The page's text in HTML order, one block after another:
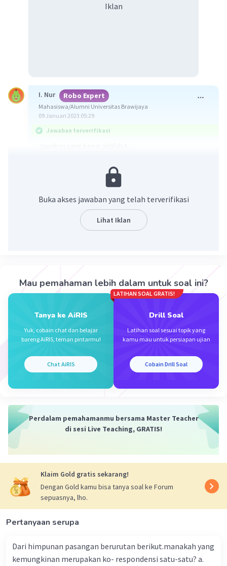
Iklan
I. Nur Robo Expert
Mahasiswa/Alumni Universitas Brawijaya
09 Januari 2023 05:29
Jawaban terverifikasi
Jadi, hasil dari 3√6 + √24 adalah 5√6.
Beri Rating·0.0(0 Balas
Iklan
Buka akses jawaban yang telah terverifikasi
Lihat Iklan
Mau pemahaman lebih dalam untuk soal ini?
Tanya ke AiRIS
Yuk, cobain chat dan belajar
bareng AiRIS, teman pintarmu!
Chat AiRIS
LATIHAN SOAL GRATIS!
Drill Soal
Latihan soal sesuai topik yang
kamu mau untuk persiapan ujian
Cobain Drill Soal
Perdalam pemahamanmu bersama Master Teacher
di sesi Live Teaching, GRATIS!
Klaim Gold gratis sekarang!
Dengan Gold kamu bisa tanya soal ke Forum
sepuasnya, lho.
Pertanyaan serupa
Dari himpunan pasangan berurutan berikut.manakah yang
kemungkinan merupakan ko- respondensi satu-satu? a.